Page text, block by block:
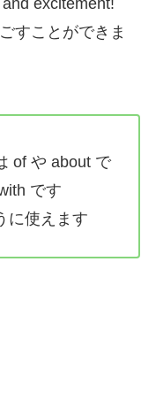
excitement!
すことができま
of や about で
です
に使えます